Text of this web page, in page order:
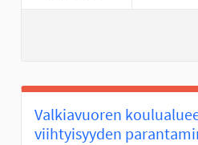
Valkiavuoren
viihtyisyyden